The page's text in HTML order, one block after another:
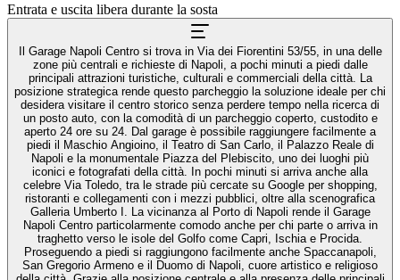
Entrata e uscita libera durante la sosta
Il Garage Napoli Centro si trova in Via dei Fiorentini 53/55, in una delle
zone più centrali e richieste di Napoli, a pochi minuti a piedi dalle
principali attrazioni turistiche, culturali e commerciali della città. La
posizione strategica rende questo parcheggio la soluzione ideale per chi
desidera visitare il centro storico senza perdere tempo nella ricerca di
un posto auto, con la comodità di un parcheggio coperto, custodito e
aperto 24 ore su 24. Dal garage è possibile raggiungere facilmente a
piedi il Maschio Angioino, il Teatro di San Carlo, il Palazzo Reale di
Napoli e la monumentale Piazza del Plebiscito, uno dei luoghi più
iconici e fotografati della città. In pochi minuti si arriva anche alla
celebre Via Toledo, tra le strade più cercate su Google per shopping,
ristoranti e collegamenti con i mezzi pubblici, oltre alla scenografica
Galleria Umberto I. La vicinanza al Porto di Napoli rende il Garage
Napoli Centro particolarmente comodo anche per chi parte o arriva in
traghetto verso le isole del Golfo come Capri, Ischia e Procida.
Proseguendo a piedi si raggiungono facilmente anche Spaccanapoli,
San Gregorio Armeno e il Duomo di Napoli, cuore artistico e religioso